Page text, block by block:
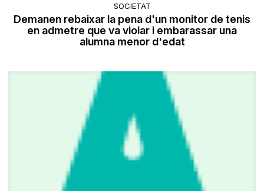
SOCIETAT
Demanen rebaixar la pena d'un monitor de tenis
en admetre que va violar i embarassar una
alumna menor d'edat